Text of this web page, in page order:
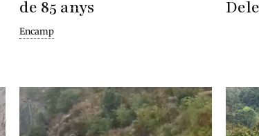
de 85 anys
Encamp